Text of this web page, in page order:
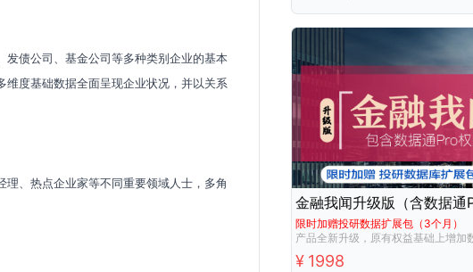
限时加赠投研数据扩展包（3个月）
¥ 1998
债公司、基金公司等多种类别企业的基本
度基础数据全面呈现企业状况，并以关系
、热点企业家等不同重要领域人士，多角